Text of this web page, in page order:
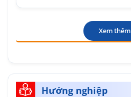
Xem thêm
Hướng nghiệp